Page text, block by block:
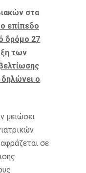
στα
επίπεδο
δρόμο 27
των
δηλώνει ο
μειώσει
σε